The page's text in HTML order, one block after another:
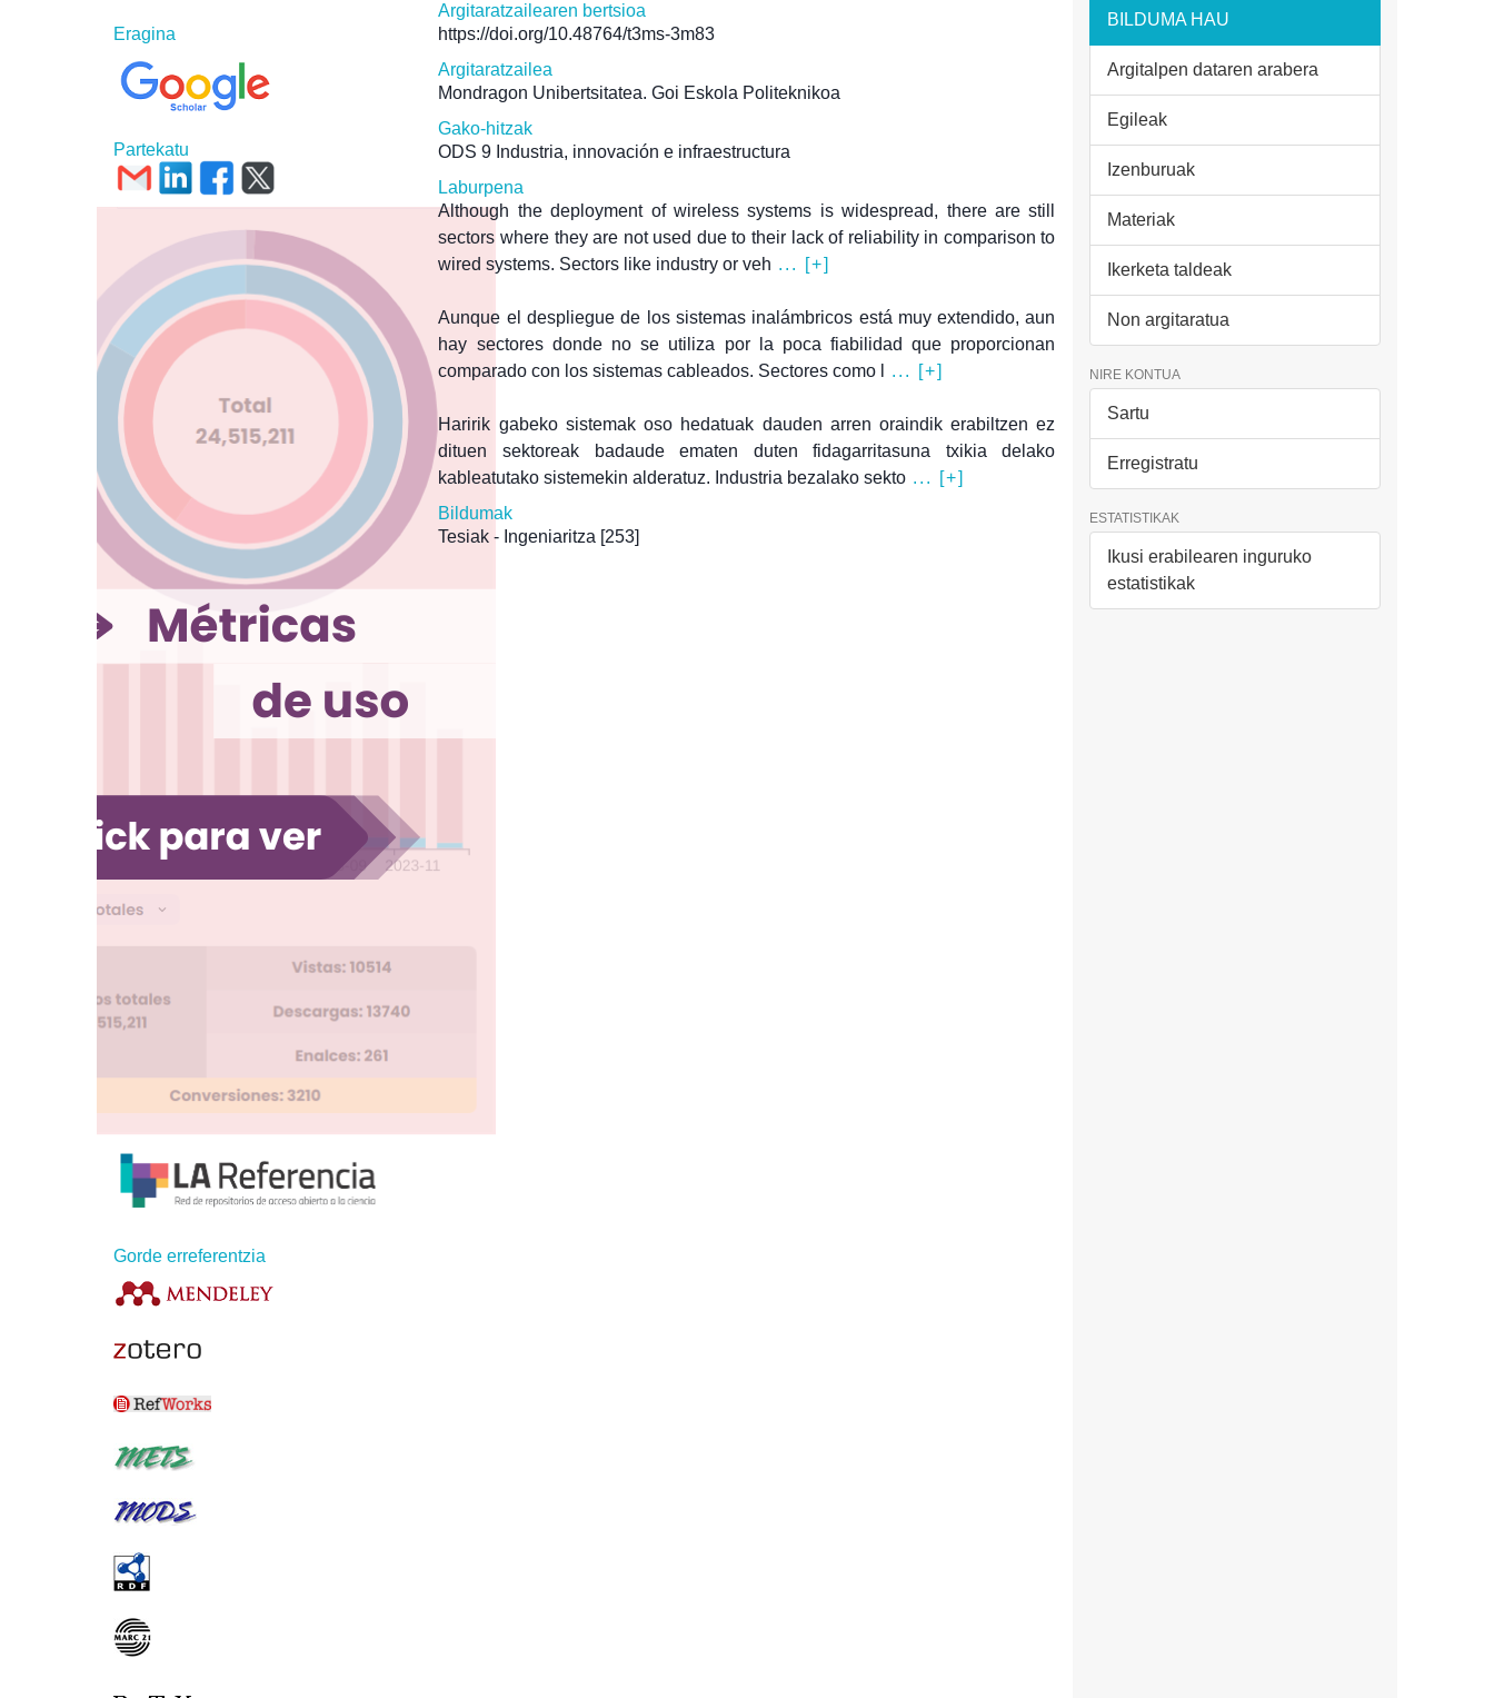
Eragina
Partekatu
Gorde erreferentzia
Argitaratzailearen bertsioa
https://doi.org/10.48764/t3ms-3m83
Argitaratzailea
Mondragon Unibertsitatea. Goi Eskola Politeknikoa
Gako-hitzak
ODS 9 Industria, innovación e infraestructura
Laburpena
Although the deployment of wireless systems is widespread, there are still
sectors where they are not used due to their lack of reliability in comparison to
wired systems. Sectors like industry or veh ... [+]
Aunque el despliegue de los sistemas inalámbricos está muy extendido, aun
hay sectores donde no se utiliza por la poca fiabilidad que proporcionan
comparado con los sistemas cableados. Sectores como l
... [+]
Haririk gabeko sistemak oso hedatuak dauden arren oraindik erabiltzen ez
dituen sektoreak badaude ematen duten fidagarritasuna txikia delako
kableatutako sistemekin alderatuz. Industria bezalako sekto ... [+]
Bildumak
Tesiak - Ingeniaritza [253]
BILDUMA HAU
Argitalpen dataren arabera
Egileak
Izenburuak
Materiak
Ikerketa taldeak
Non argitaratua
NIRE KONTUA
Sartu
Erregistratu
ESTATISTIKAK
Ikusi erabilearen inguruko
estatistikak